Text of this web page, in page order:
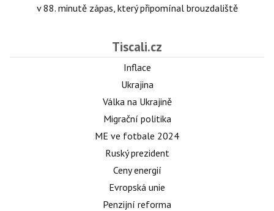
v 88. minutě zápas, který připomínal brouzdaliště
Tiscali.cz
Inflace
Ukrajina
Válka na Ukrajině
Migrační politika
ME ve fotbale 2024
Ruský prezident
Ceny energií
Evropská unie
Penzijní reforma